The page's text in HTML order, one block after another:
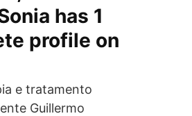
has 1
profile on
e tratamento
Guillermo